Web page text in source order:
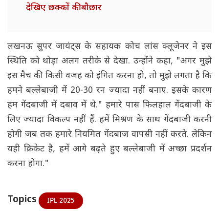
देखिए छक्कों की बौछार
लखनऊ सुपर जायंट्स के सहायक कोच लांस क्लूजेनर ने इस
स्थिति को थोड़ा अलग तरीके से देखा. उन्होंने कहा, "अगर मुझे
इस मैच की किसी वजह को इंगित करना हो, तो मुझे लगता है कि
हमने बल्लेबाजी में 20-30 रन ज्यादा नहीं बनाए. इसके कारण
हम गेंदबाजी में दबाव में थे." हमारे पास फिलहाल गेंदबाजी के
लिए ज्यादा विकल्प नहीं हैं. हमें मिश्रण के साथ गेंदबाजी करनी
होगी जब तक हमारे नियमित गेंदबाज वापसी नहीं करते. लेकिन
यही क्रिकेट है, हमें आगे बढ़ते हुए बल्लेबाजी में अच्छा प्रदर्शन
करना होगा."
Topics IPL 2025